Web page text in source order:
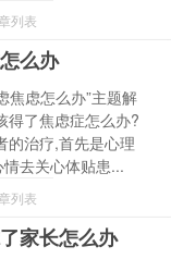
列表
么办
焦虑怎么办”主题解
得了焦虑症怎么办?
的治疗,首先是心理
去关心体贴患...
列表
家长怎么办